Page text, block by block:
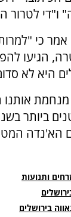
לטרור
אמר כי
היא לא
מנחמת
ביותר
הא'נדה
ותנועות
בירושלים